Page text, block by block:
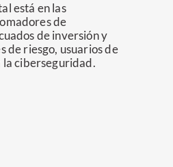
está en las
de
de inversión y
de riesgo, usuarios de
la ciberseguridad.